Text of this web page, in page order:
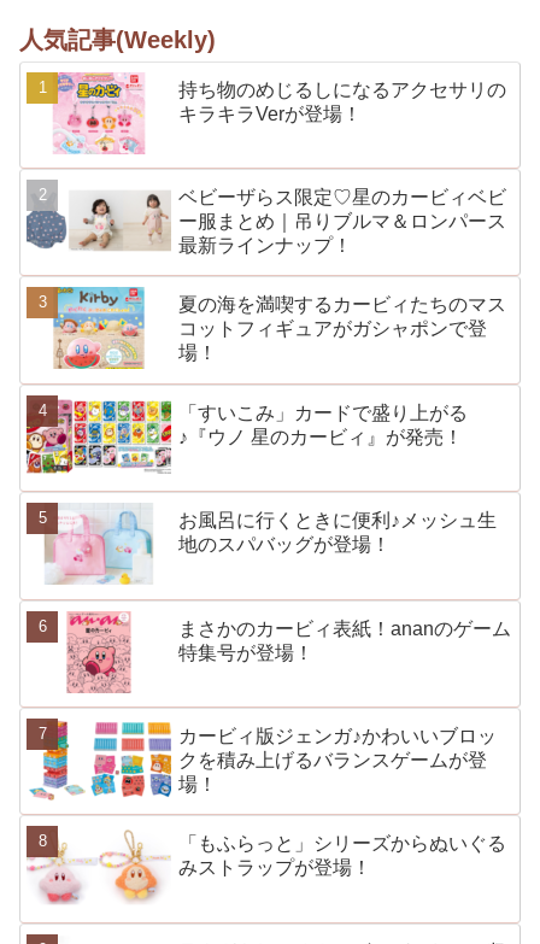
人気記事(Weekly)
持ち物のめじるしになるアクセサリの
キラキラVerが登場！
ベビーザらス限定♡星のカービィベビ
ー服まとめ｜吊りブルマ＆ロンパース
最新ラインナップ！
夏の海を満喫するカービィたちのマス
コットフィギュアがガシャポンで登
場！
「すいこみ」カードで盛り上がる
♪『ウノ 星のカービィ』が発売！
お風呂に行くときに便利♪メッシュ生
地のスパバッグが登場！
まさかのカービィ表紙！ananのゲーム
特集号が登場！
カービィ版ジェンガ♪かわいいブロッ
クを積み上げるバランスゲームが登
場！
「もふらっと」シリーズからぬいぐる
みストラップが登場！